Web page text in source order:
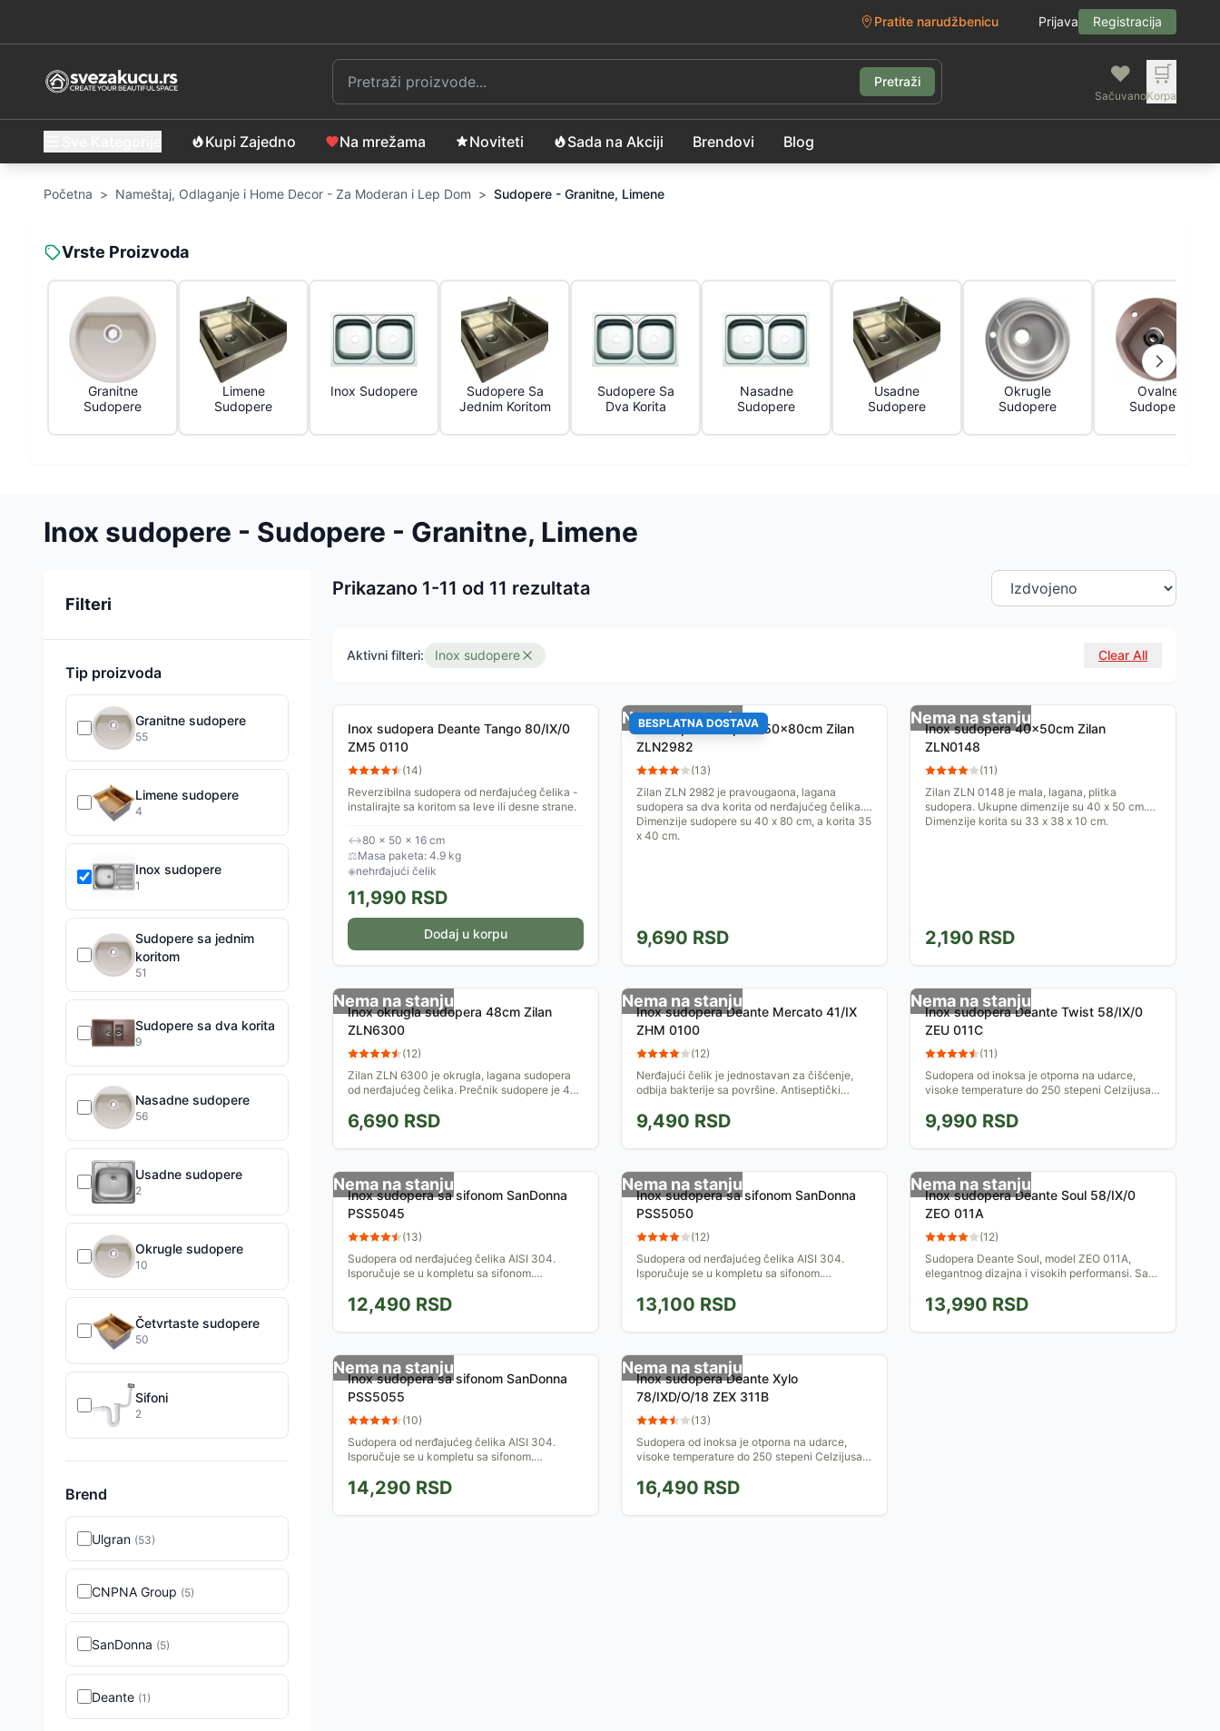
Pratite narudžbenicu Prijava Registracija
Pretraži ❤️
Sačuvano
🛒
Korpa
Kupi Zajedno Na mrežama Noviteti Sada na Akciji Brendovi Blog
Početna > Nameštaj, Odlaganje i Home Decor - Za Moderan i Lep Dom > Sudopere - Granitne, Limene
Vrste Proizvoda
Granitne
Sudopere
Limene
Sudopere
Inox Sudopere
Sudopere Sa
Jednim Koritom
Sudopere Sa
Dva Korita
Nasadne
Sudopere
Usadne
Sudopere
Okrugle
Sudopere
Ovalne
Sudopere
Inox sudopere - Sudopere - Granitne, Limene
Filteri
Tip proizvoda
Granitne sudopere
55
Limene sudopere
4
Inox sudopere
1
Sudopere sa jednim
koritom
51
Sudopere sa dva korita
9
Nasadne sudopere
56
Usadne sudopere
2
Okrugle sudopere
10
Četvrtaste sudopere
50
Sifoni
2
Brend
Ulgran (53)
CNPNA Group (5)
SanDonna (5)
Deante (1)
Prikazano 1-11 od 11 rezultata
Sortiranje proizvoda
Aktivni filteri: Inox sudopere Clear All
Inox sudopera Deante Tango 80/IX/0
ZM5 0110
(14)
Reverzibilna sudopera od nerđajućeg čelika -
instalirajte sa koritom sa leve ili desne strane.
↔80 × 50 × 16 cm
⚖Masa paketa: 4.9 kg
◈nehrđajući čelik
11,990 RSD
Dodaj u korpu
BESPLATNA DOSTAVA
Nema na stanju
Inox dupla sudopera 50x80cm Zilan
ZLN2982
(13)
Zilan ZLN 2982 je pravougaona, lagana
sudopera sa dva korita od nerđajućeg čelika.
Dimenzije sudopere su 40 x 80 cm, a korita 35
x 40 cm.
9,690 RSD
Nema na stanju
Inox sudopera 40x50cm Zilan
ZLN0148
(11)
Zilan ZLN 0148 je mala, lagana, plitka
sudopera. Ukupne dimenzije su 40 x 50 cm.
Dimenzije korita su 33 x 38 x 10 cm.
2,190 RSD
Nema na stanju
Inox okrugla sudopera 48cm Zilan
ZLN6300
(12)
Zilan ZLN 6300 je okrugla, lagana sudopera
od nerđajućeg čelika. Prečnik sudopere je 48
6,690 RSD
Nema na stanju
Inox sudopera Deante Mercato 41/IX
ZHM 0100
(12)
Nerđajući čelik je jednostavan za čišćenje,
odbija bakterije sa površine. Antiseptički
održavanja.
9,490 RSD
Nema na stanju
Inox sudopera Deante Twist 58/IX/0
ZEU 011C
(11)
Sudopera od inoksa je otporna na udarce,
visoke temperature do 250 stepeni Celzijusa i
9,990 RSD
Nema na stanju
Inox sudopera sa sifonom SanDonna
PSS5045
(13)
Sudopera od nerđajućeg čelika AISI 304.
Isporučuje se u kompletu sa sifonom.
12,490 RSD
Nema na stanju
Inox sudopera sa sifonom SanDonna
PSS5050
(12)
Sudopera od nerđajućeg čelika AISI 304.
Isporučuje se u kompletu sa sifonom.
13,100 RSD
Nema na stanju
Inox sudopera Deante Soul 58/IX/0
ZEO 011A
(12)
Sudopera Deante Soul, model ZEO 011A,
elegantnog dizajna i visokih performansi. Sa
sudopera će unaprediti...
13,990 RSD
Nema na stanju
Inox sudopera sa sifonom SanDonna
PSS5055
(10)
Sudopera od nerđajućeg čelika AISI 304.
Isporučuje se u kompletu sa sifonom.
14,290 RSD
Nema na stanju
Inox sudopera Deante Xylo
78/IXD/O/18 ZEX 311B
(13)
Sudopera od inoksa je otporna na udarce,
visoke temperature do 250 stepeni Celzijusa i
16,490 RSD